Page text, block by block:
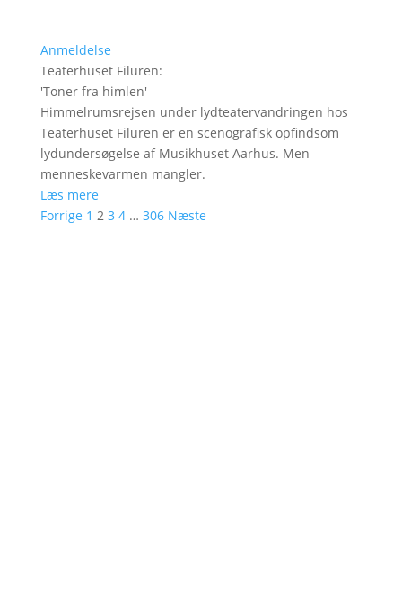
Anmeldelse
Teaterhuset Filuren:
'Toner fra himlen'
Himmelrumsrejsen under lydteatervandringen hos
Teaterhuset Filuren er en scenografisk opfindsom
lydundersøgelse af Musikhuset Aarhus. Men
menneskevarmen mangler.
Læs mere
Forrige 1 2 3 4 … 306 Næste